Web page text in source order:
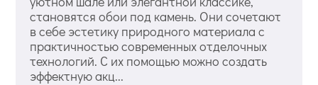
становятся обои под камень. Они сочетают
в себе эстетику природного материала с
практичностью современных отделочных
технологий. С их помощью можно создать
эффектную акц...